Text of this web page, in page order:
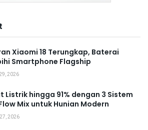
Xiaomi 18 Terungkap, Baterai
Smartphone Flagship
2026
Listrik hingga 91% dengan 3 Sistem
Mix untuk Hunian Modern
2026